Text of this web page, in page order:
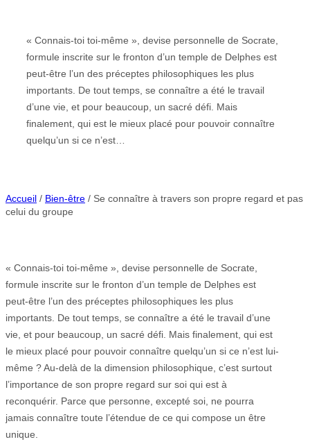
« Connais-toi toi-même », devise personnelle de Socrate,
formule inscrite sur le fronton d’un temple de Delphes est
peut-être l’un des préceptes philosophiques les plus
importants. De tout temps, se connaître a été le travail
d’une vie, et pour beaucoup, un sacré défi. Mais
finalement, qui est le mieux placé pour pouvoir connaître
quelqu’un si ce n’est…
Accueil / Bien-être / Se connaître à travers son propre regard et pas
celui du groupe
« Connais-toi toi-même », devise personnelle de Socrate,
formule inscrite sur le fronton d’un temple de Delphes est
peut-être l’un des préceptes philosophiques les plus
importants. De tout temps, se connaître a été le travail d’une
vie, et pour beaucoup, un sacré défi. Mais finalement, qui est
le mieux placé pour pouvoir connaître quelqu’un si ce n’est lui-
même ? Au-delà de la dimension philosophique, c’est surtout
l’importance de son propre regard sur soi qui est à
reconquérir. Parce que personne, excepté soi, ne pourra
jamais connaître toute l’étendue de ce qui compose un être
unique.